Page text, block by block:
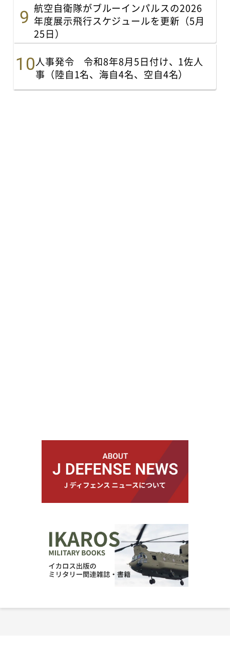
航空自衛隊がブルーインパルスの2026
年度展示飛行スケジュールを更新（5月
25日）
人事発令 令和8年8月5日付け、1佐人
事（陸自1名、海自4名、空自4名）